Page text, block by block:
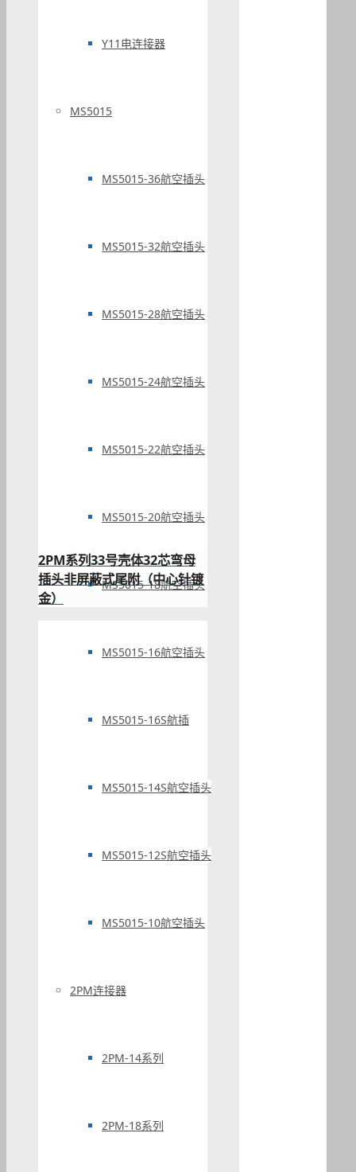
Y11电连接器
MS5015
MS5015-36航空插头
MS5015-32航空插头
MS5015-28航空插头
MS5015-24航空插头
MS5015-22航空插头
MS5015-20航空插头
MS5015-18航空插头
MS5015-16航空插头
MS5015-16S航插
MS5015-14S航空插头
MS5015-12S航空插头
MS5015-10航空插头
2PM连接器
2PM-14系列
2PM-18系列
2PM系列33号壳体32芯弯母
插头非屏蔽式尾附（中心针镀
金）